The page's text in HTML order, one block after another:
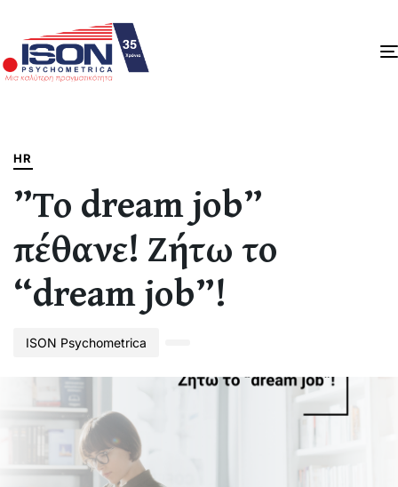
HR
”Το dream job”
πέθανε! Ζήτω το
“dream job”!
ISON Psychometrica